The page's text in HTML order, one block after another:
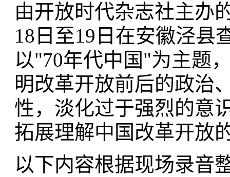
由开放时代杂志社主办
18日至19日在安徽泾县
以"70年代中国"为主题
明改革开放前后的政治
性，淡化过于强烈的意
拓展理解中国改革开放
以下内容根据现场录音